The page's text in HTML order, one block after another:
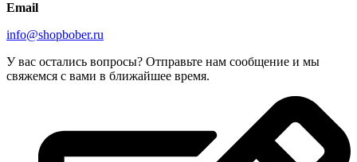
Email
info@shopbober.ru
У вас остались вопросы? Отправьте нам сообщение и мы
свяжемся с вами в ближайшее время.